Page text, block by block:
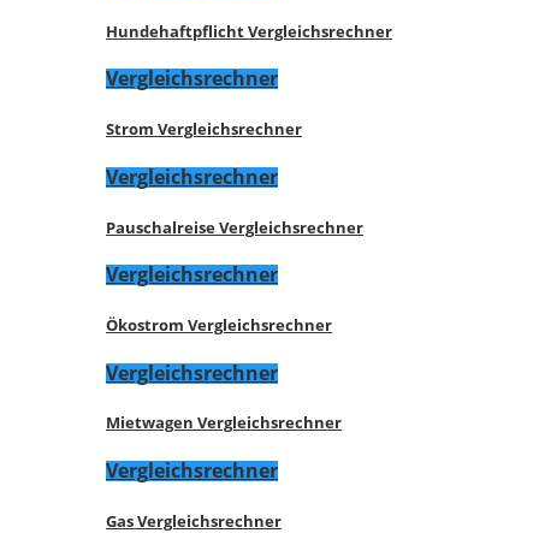
Hundehaftpflicht Vergleichsrechner
Vergleichsrechner
Strom Vergleichsrechner
Vergleichsrechner
Pauschalreise Vergleichsrechner
Vergleichsrechner
Ökostrom Vergleichsrechner
Vergleichsrechner
Mietwagen Vergleichsrechner
Vergleichsrechner
Gas Vergleichsrechner